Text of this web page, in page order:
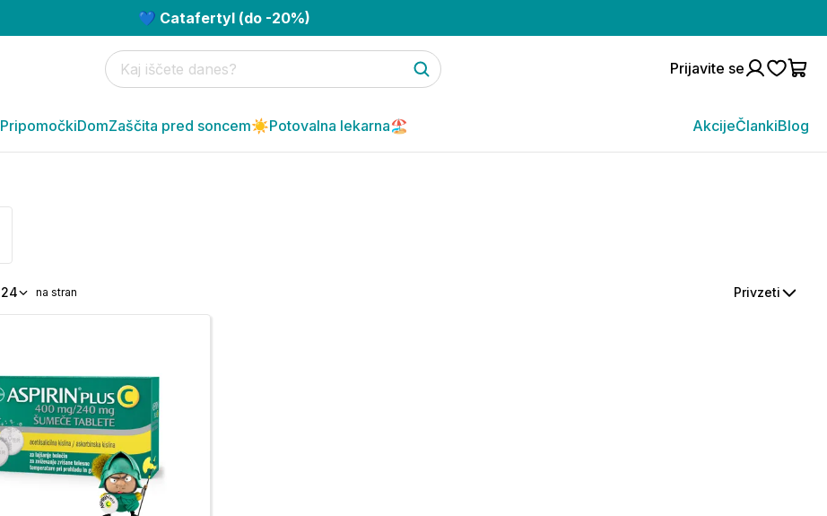
💙 Catafertyl (do -20%)
Prijavite se
PripomočkiDomZaščita pred soncem☀️Potovalna lekarna🏖️ AkcijeČlankiBlog
24 na stran Privzeti